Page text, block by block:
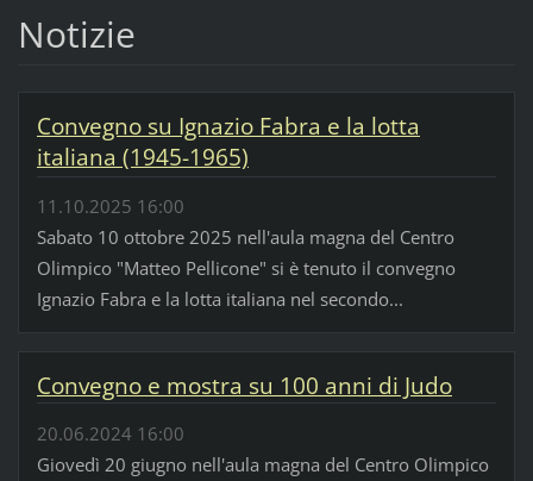
Notizie
Convegno su Ignazio Fabra e la lotta
italiana (1945-1965)
11.10.2025 16:00
Sabato 10 ottobre 2025 nell'aula magna del Centro
Olimpico "Matteo Pellicone" si è tenuto il convegno
Ignazio Fabra e la lotta italiana nel secondo...
Convegno e mostra su 100 anni di Judo
20.06.2024 16:00
Giovedì 20 giugno nell'aula magna del Centro Olimpico